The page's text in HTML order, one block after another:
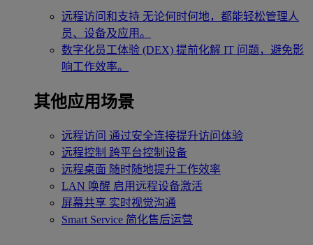
远程访问和支持 无论何时何地，都能轻松管理人
员、设备及应用。
数字化员工体验 (DEX) 提前化解 IT 问题，避免影
响工作效率。
其他应用场景
远程访问 通过安全连接提升访问体验
远程控制 跨平台控制设备
远程桌面 随时随地提升工作效率
LAN 唤醒 启用远程设备激活
屏幕共享 实时视觉沟通
Smart Service 简化售后运营